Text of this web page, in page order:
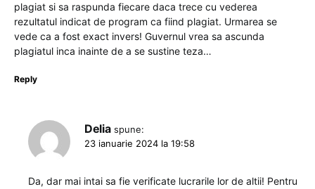
plagiat si sa raspunda fiecare daca trece cu vederea
rezultatul indicat de program ca fiind plagiat. Urmarea se
vede ca a fost exact invers! Guvernul vrea sa ascunda
plagiatul inca inainte de a se sustine teza…
Reply
Delia spune:
23 ianuarie 2024 la 19:58
Da, dar mai intai sa fie verificate lucrarile lor de altii! Pentru